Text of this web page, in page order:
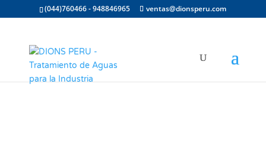
(044)760466 - 948846965 ventas@dionsperu.com